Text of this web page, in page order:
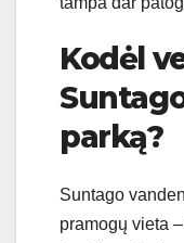
Kodėl
parką?
Suntago
pramogų vieta